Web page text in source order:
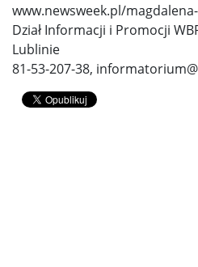
www.newsweek.pl/
Dział Informacji i Promocji
Lublinie
81-53-207-38,